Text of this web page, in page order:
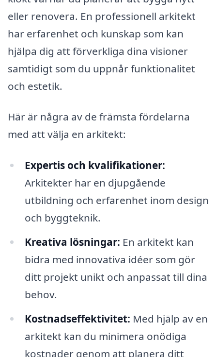
eller renovera. En professionell arkitekt
har erfarenhet och kunskap som kan
hjälpa dig att förverkliga dina visioner
samtidigt som du uppnår funktionalitet
och estetik.
Här är några av de främsta fördelarna
med att välja en arkitekt:
Expertis och kvalifikationer:
Arkitekter har en djupgående
utbildning och erfarenhet inom design
och byggteknik.
Kreativa lösningar: En arkitekt kan
bidra med innovativa idéer som gör
ditt projekt unikt och anpassat till dina
behov.
Kostnadseffektivitet: Med hjälp av en
arkitekt kan du minimera onödiga
kostnader genom att planera ditt